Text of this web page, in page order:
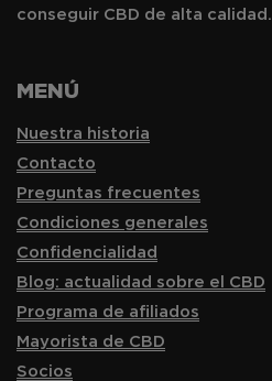
conseguir CBD de alta calidad.
MENÚ
Nuestra historia
Contacto
Preguntas frecuentes
Condiciones generales
Confidencialidad
Blog: actualidad sobre el CBD
Programa de afiliados
Mayorista de CBD
Socios